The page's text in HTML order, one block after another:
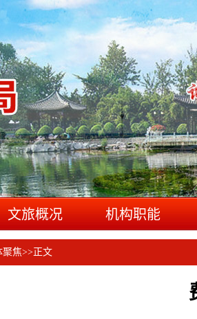
文旅概况 机构职能
聚焦>> 正文